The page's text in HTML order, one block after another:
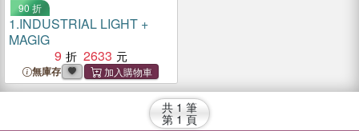
90 折
1.INDUSTRIAL LIGHT +
MAGIG
9
2633
無庫存
共 1 筆
第 1 頁